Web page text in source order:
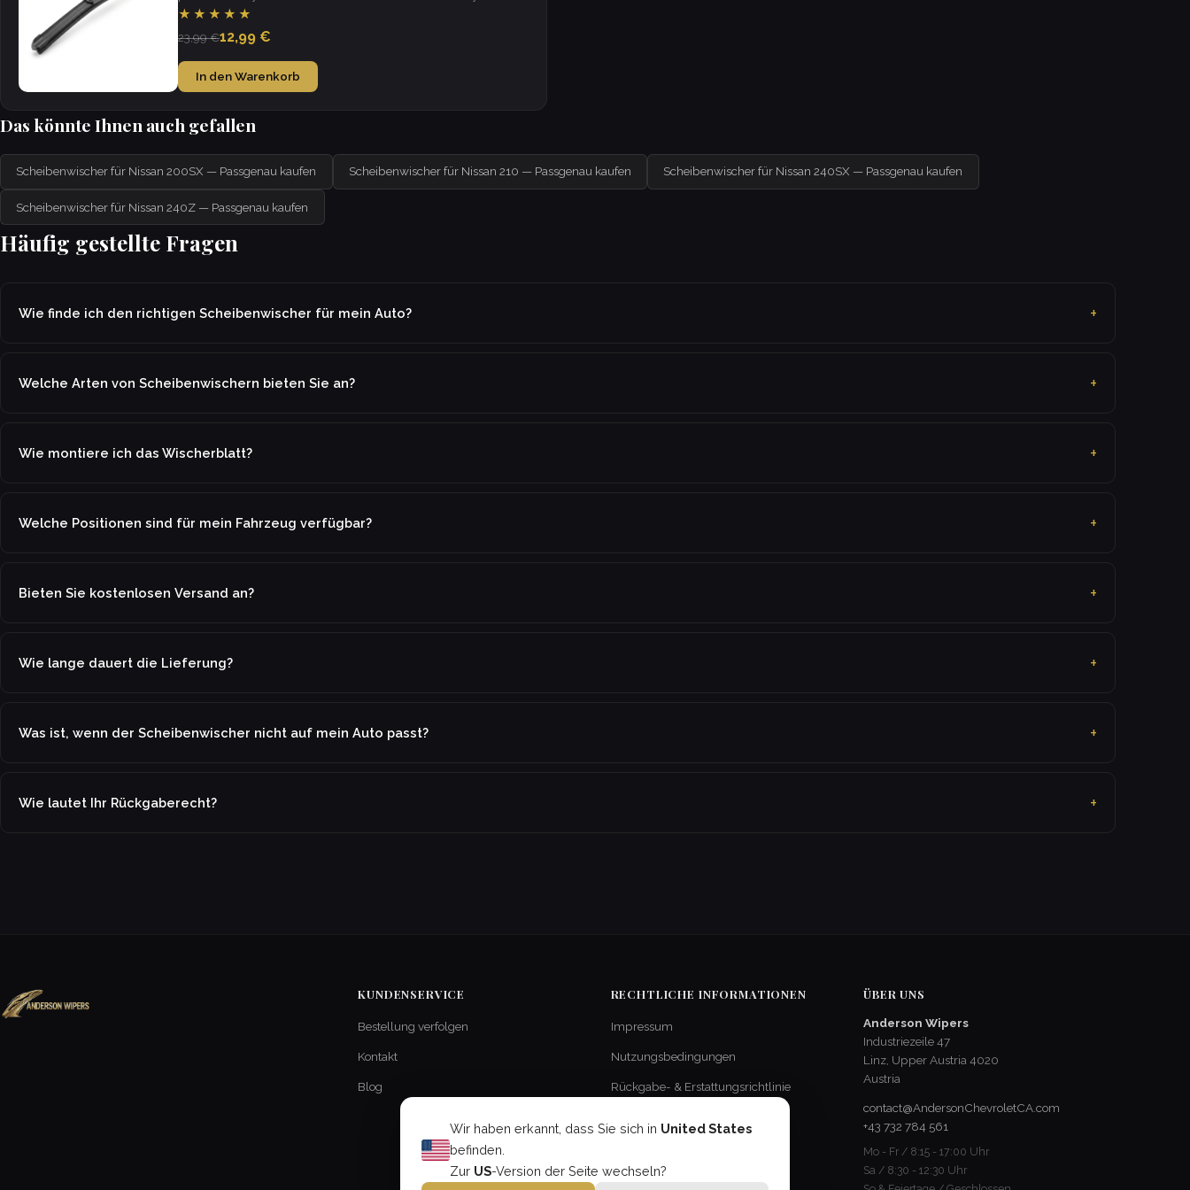
Wir haben erkannt, dass Sie sich in United States
befinden.
Zur US-Version der Seite wechseln?
weather.
★★★★★
23,99 €12,99 €
In den Warenkorb
Das könnte Ihnen auch gefallen
Scheibenwischer für Nissan 200SX — Passgenau kaufen Scheibenwischer für Nissan 210 — Passgenau kaufen Scheibenwischer für Nissan 240SX — Passgenau kaufen
Scheibenwischer für Nissan 240Z — Passgenau kaufen
Häufig gestellte Fragen
Wie finde ich den richtigen Scheibenwischer für mein Auto?
Welche Arten von Scheibenwischern bieten Sie an?
Wie montiere ich das Wischerblatt?
Welche Positionen sind für mein Fahrzeug verfügbar?
Bieten Sie kostenlosen Versand an?
Wie lange dauert die Lieferung?
Was ist, wenn der Scheibenwischer nicht auf mein Auto passt?
Wie lautet Ihr Rückgaberecht?
KUNDENSERVICE
Bestellung verfolgen
Kontakt
Blog
RECHTLICHE INFORMATIONEN
Impressum
Nutzungsbedingungen
Rückgabe- & Erstattungsrichtlinie
ÜBER UNS
Anderson Wipers
Industriezeile 47
Linz, Upper Austria 4020
Austria
contact@AndersonChevroletCA.com
+43 732 784 561
Mo - Fr / 8:15 - 17:00 Uhr
Sa / 8:30 - 12:30 Uhr